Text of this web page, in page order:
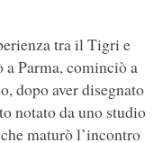
tra il Tigri e
Parma, cominciò a
dopo aver disegnato
notato da uno studio
maturò l’incontro